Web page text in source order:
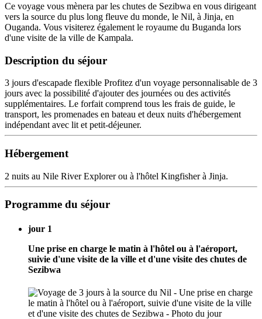
Ce voyage vous mènera par les chutes de Sezibwa en vous dirigeant
vers la source du plus long fleuve du monde, le Nil, à Jinja, en
Ouganda. Vous visiterez également le royaume du Buganda lors
d'une visite de la ville de Kampala.
Description du séjour
3 jours d'escapade flexible Profitez d'un voyage personnalisable de 3
jours avec la possibilité d'ajouter des journées ou des activités
supplémentaires. Le forfait comprend tous les frais de guide, le
transport, les promenades en bateau et deux nuits d'hébergement
indépendant avec lit et petit-déjeuner.
Hébergement
2 nuits au Nile River Explorer ou à l'hôtel Kingfisher à Jinja.
Programme du séjour
jour 1
Une prise en charge le matin à l'hôtel ou à l'aéroport,
suivie d'une visite de la ville et d'une visite des chutes de
Sezibwa